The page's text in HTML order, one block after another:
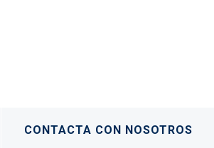
CONTACTA CON NOSOTROS